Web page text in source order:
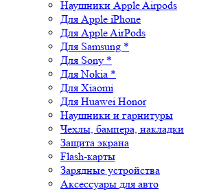
Наушники Apple Airpods
Для Apple iPhone
Для Apple AirPods
Для Samsung *
Для Sony *
Для Nokia *
Для Xiaomi
Для Huawei Honor
Наушники и гарнитуры
Чехлы, бампера, накладки
Защита экрана
Flash-карты
Зарядные устройства
Аксессуары для авто